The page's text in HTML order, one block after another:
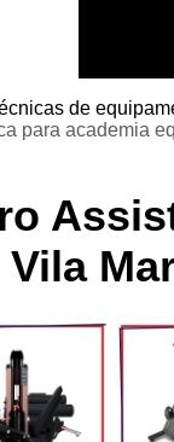
de
para academia